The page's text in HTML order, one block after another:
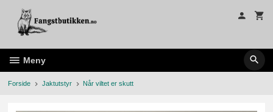
innholdet
Meny
Forside Jaktutstyr Når viltet er skutt